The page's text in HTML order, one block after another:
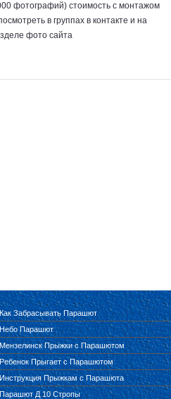
фотографий) стоимость с монтажом
в группах в контакте и на
фото сайта
Как Забрасывать Парашют
Небо Парашют
Мензелинск Прыжки с Парашютом
Ребенок Прыгает с Парашютом
Инструкция Прыжкам с Парашюта
Парашют Д 10 Стропы